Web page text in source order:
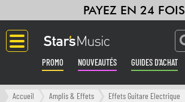
PAYEZ EN 24 FOIS
PROMO NOUVEAUTÉS GUIDES D'ACHAT
Langue
Accueil Amplis & Effets
Effets Guitare Electrique